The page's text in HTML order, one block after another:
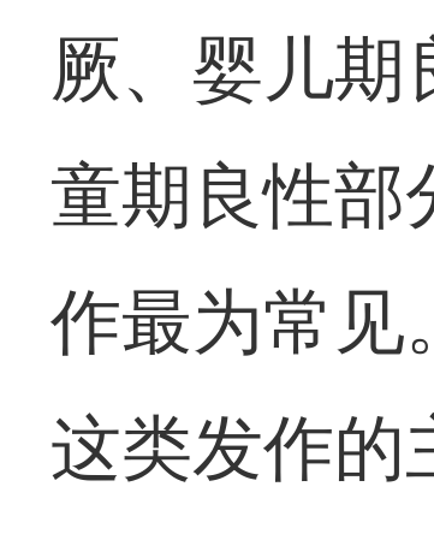
厥、婴儿期
童期良性部
作最为常见
这类发作的